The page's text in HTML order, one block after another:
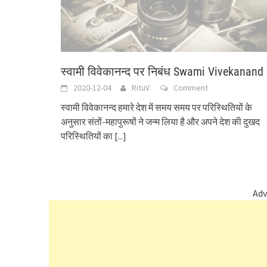
स्वामी विवेकानन्द पर निबंध Swami Vivekanand
2020-12-04 RituV Comment
स्वामी विवेकानन्द हमारे देश में समय समय पर परिस्थितियों के
अनुसार संतों-महापुरूषों ने जन्म लिया है और अपने देश की दुखद
परिस्थितियों का [...]